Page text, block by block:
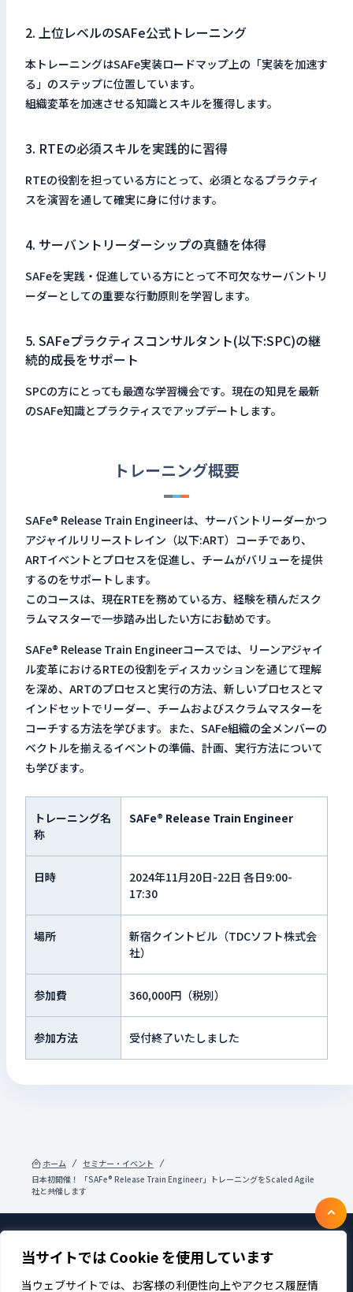
当サイトでは Cookie を使用しています
当ウェブサイトでは、お客様の利便性向上やアクセス履歴情
2. 上位レベルのSAFe公式トレーニング
本トレーニングはSAFe実装ロードマップ上の「実装を加速す
る」のステップに位置しています。
組織変革を加速させる知識とスキルを獲得します。
3. RTEの必須スキルを実践的に習得
RTEの役割を担っている方にとって、必須となるプラクティ
スを演習を通して確実に身に付けます。
4. サーバントリーダーシップの真髄を体得
SAFeを実践・促進している方にとって不可欠なサーバントリ
ーダーとしての重要な行動原則を学習します。
5. SAFeプラクティスコンサルタント(以下:SPC)の継
続的成長をサポート
SPCの方にとっても最適な学習機会です。現在の知見を最新
のSAFe知識とプラクティスでアップデートします。
トレーニング概要
SAFe® Release Train Engineerは、サーバントリーダーかつ
アジャイルリリーストレイン（以下:ART）コーチであり、
ARTイベントとプロセスを促進し、チームがバリューを提供
するのをサポートします。
このコースは、現在RTEを務めている方、経験を積んだスク
ラムマスターで一歩踏み出したい方にお勧めです。
SAFe® Release Train Engineerコースでは、リーンアジャイ
ル変革におけるRTEの役割をディスカッションを通じて理解
を深め、ARTのプロセスと実行の方法、新しいプロセスとマ
インドセットでリーダー、チームおよびスクラムマスターを
コーチする方法を学びます。また、SAFe組織の全メンバーの
ベクトルを揃えるイベントの準備、計画、実行方法について
も学びます。
トレーニング名
称
SAFe® Release Train Engineer
日時
2024年11月20日-22日 各日9:00-
17:30
場所
新宿クイントビル（TDCソフト株式会
社）
参加費 360,000円（税別）
参加方法 受付終了いたしました
ホーム
セミナー・イベント
日本初開催！ 「SAFe® Release Train Engineer」トレーニングをScaled Agile
社と共催します
製品・サービス 企業情報
採用
IR情報
ニュース
サステナビリティ